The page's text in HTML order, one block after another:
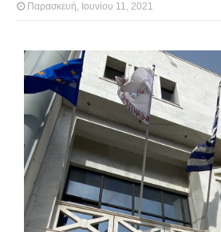
Παρασκευή, Ιουνίου 11, 2021